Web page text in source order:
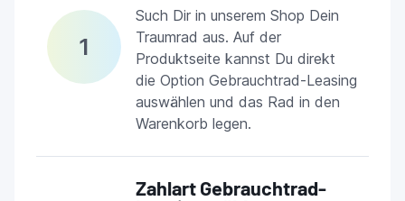
1
Such Dir in unserem Shop Dein
Traumrad aus. Auf der
Produktseite kannst Du direkt
die Option Gebrauchtrad-Leasing
auswählen und das Rad in den
Warenkorb legen.
Zahlart Gebrauchtrad-